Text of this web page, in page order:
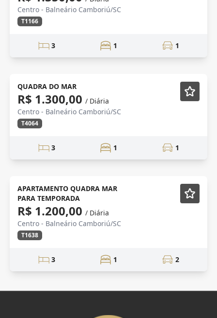
Centro - Balneário Camboriú/SC
T1166
3 1 1
Mobiliado
QUADRA DO MAR
R$ 1.300,00 / Diária
Centro - Balneário Camboriú/SC
T4064
3 1 1
Mobiliado
APARTAMENTO QUADRA MAR
PARA TEMPORADA
R$ 1.200,00 / Diária
Centro - Balneário Camboriú/SC
T1638
3 1 2